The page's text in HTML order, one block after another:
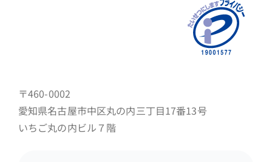
〒460-0002
愛知県名古屋市中区丸の内三丁目17番13号
いちご丸の内ビル７階